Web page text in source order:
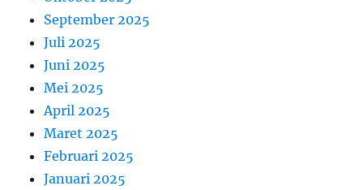
September 2025
Juli 2025
Juni 2025
Mei 2025
April 2025
Maret 2025
Februari 2025
Januari 2025